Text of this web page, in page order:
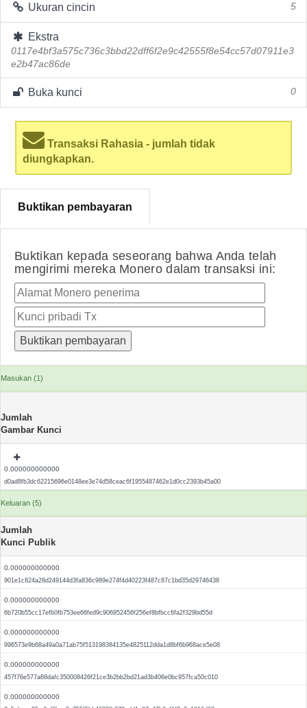
Ukuran cincin 5
Ekstra
0117e4bf3a575c736c3bbd22dff6f2e9c42555f8e54cc57d07911e3
e2b47ac86de
Buka kunci 0
Transaksi Rahasia - jumlah tidak
diungkapkan.
Buktikan pembayaran
Buktikan kepada seseorang bahwa Anda telah
mengirimi mereka Monero dalam transaksi ini:
Masukan (1)
Jumlah
Gambar Kunci
0.000000000000
d0ad8fb3dc62215696e0148ee3e74d58ceac6f1955487462e1d0cc2393b45a00
Keluaran (5)
Jumlah
Kunci Publik
0.000000000000
901e1c824a28d249144d3fa836c989e274f4d40223f487c87c1bd35d29746438
0.000000000000
6b720b55cc17efb0fb753ee66fed9c906952456f256ef8bfbcc6fa2f329bd55d
0.000000000000
996573e9b68a49a0a71ab75f513198384135e4825112dda1d8bf6b968ace5e08
0.000000000000
457f76e577a68dafc350008426f21ce3b2bb2bd21ad3b406e0bc957fca50c010
0.000000000000